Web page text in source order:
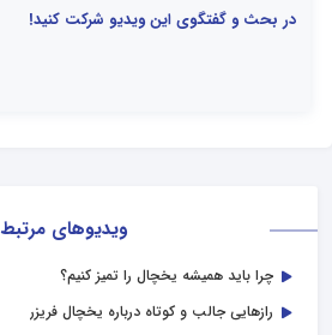
ویدیوهای مرتبط
چرا باید همیشه یخچال را تمیز کنیم؟
رازهایی جالب و کوتاه درباره یخچال فریزر
در بحث و گفتگوی این ویدیو شرکت کنید!